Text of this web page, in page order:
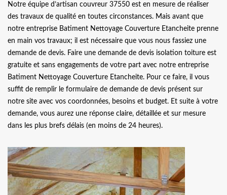
Notre équipe d’artisan couvreur 37550 est en mesure de réaliser
des travaux de qualité en toutes circonstances. Mais avant que
notre entreprise Batiment Nettoyage Couverture Etancheite prenne
en main vos travaux; il est nécessaire que vous nous fassiez une
demande de devis. Faire une demande de devis isolation toiture est
gratuite et sans engagements de votre part avec notre entreprise
Batiment Nettoyage Couverture Etancheite. Pour ce faire, il vous
suffit de remplir le formulaire de demande de devis présent sur
notre site avec vos coordonnées, besoins et budget. Et suite à votre
demande, vous aurez une réponse claire, détaillée et sur mesure
dans les plus brefs délais (en moins de 24 heures).